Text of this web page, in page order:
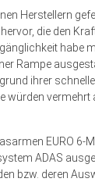
Herstellern
die den
habe
Rampe
ihrer
würden
EURO 6-
ADAS
bzw. deren